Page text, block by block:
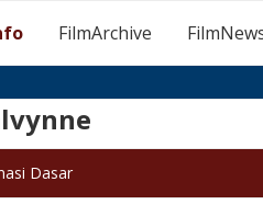
FilmArchive
Dasar